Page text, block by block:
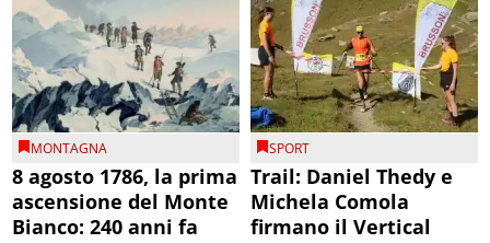
MONTAGNA
8 agosto 1786, la prima
ascensione del Monte
Bianco: 240 anni fa
SPORT
Trail: Daniel Thedy e
Michela Comola
firmano il Vertical